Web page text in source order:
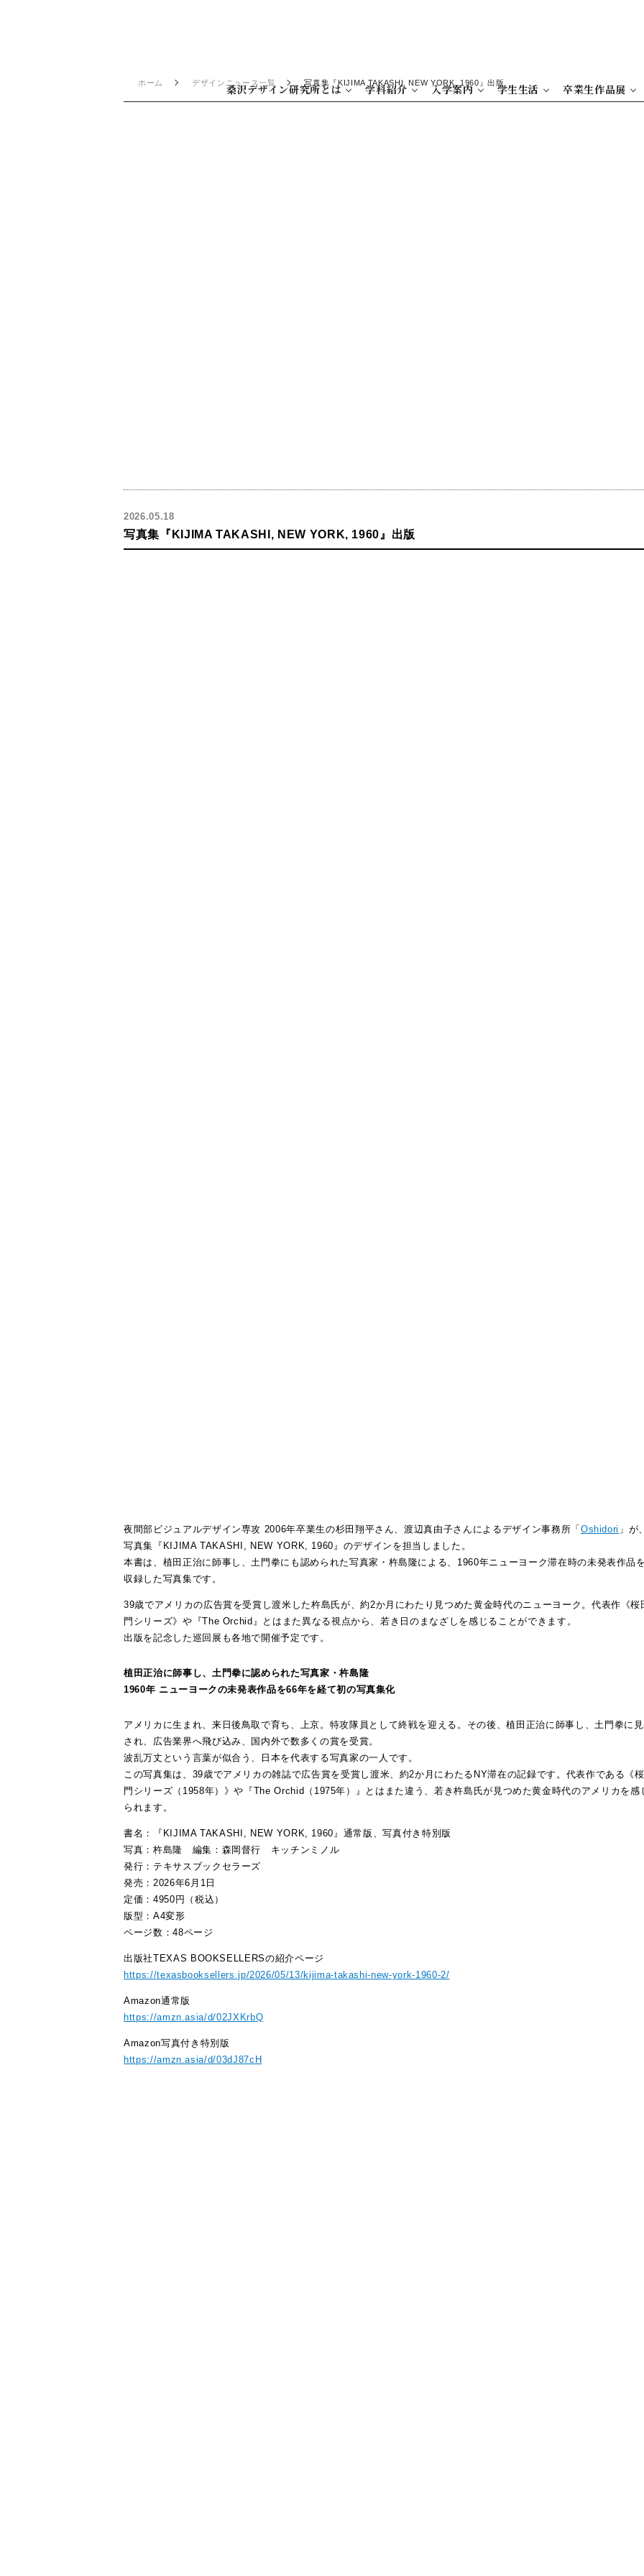
桑沢デザイン研究所とは 学科紹介 入学案内 学生生活 卒業生作品展
ホーム デザインニュース一覧 写真集『KIJIMA TAKASHI, NEW YORK, 1960』出版
2026.05.18
写真集『KIJIMA TAKASHI, NEW YORK, 1960』出版
夜間部ビジュアルデザイン専攻 2006年卒業生の杉田翔平さん、渡辺真由子さんによるデザイン事務所「 Oshidori 」が、
写真集『KIJIMA TAKASHI, NEW YORK, 1960』のデザインを担当しました。
本書は、植田正治に師事し、土門拳にも認められた写真家・杵島隆による、1960年ニューヨーク滞在時の未発表作品を
収録した写真集です。
39歳でアメリカの広告賞を受賞し渡米した杵島氏が、約2か月にわたり見つめた黄金時代のニューヨーク。代表作《桜
門シリーズ》や『The Orchid』とはまた異なる視点から、若き日のまなざしを感じることができます。
出版を記念した巡回展も各地で開催予定です。
植田正治に師事し、土門拳に認められた写真家・杵島隆
1960年 ニューヨークの未発表作品を66年を経て初の写真集化
アメリカに生まれ、来日後鳥取で育ち、上京。特攻隊員として終戦を迎える。その後、植田正治に師事し、土門拳に見
され、広告業界へ飛び込み、国内外で数多くの賞を受賞。
波乱万丈という言葉が似合う、日本を代表する写真家の一人です。
この写真集は、39歳でアメリカの雑誌で広告賞を受賞し渡米、約2か月にわたるNY滞在の記録です。代表作である《桜
門シリーズ（1958年）》や『The Orchid（1975年）』とはまた違う、若き杵島氏が見つめた黄金時代のアメリカを感
られます。
書名：『KIJIMA TAKASHI, NEW YORK, 1960』通常版、写真付き特別版
写真：杵島隆 編集：森岡督行 キッチンミノル
発行：テキサスブックセラーズ
発売：2026年6月1日
定価：4950円（税込）
版型：A4変形
ページ数：48ページ
出版社TEXAS BOOKSELLERSの紹介ページ
https://texasbooksellers.jp/2026/05/13/kijima-takashi-new-york-1960-2/
Amazon通常版
https://amzn.asia/d/02JXKrbQ
Amazon写真付き特別版
https://amzn.asia/d/03dJ87cH